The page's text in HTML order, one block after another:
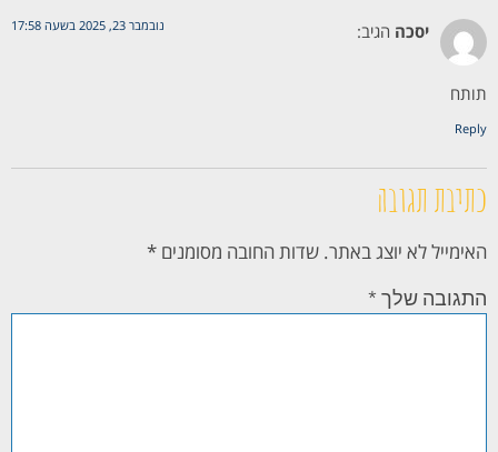
יסכה הגיב: נובמבר 23, 2025 בשעה 17:58
תותח
Reply
כתיבת תגובה
האימייל לא יוצג באתר. שדות החובה מסומנים *
התגובה שלך *